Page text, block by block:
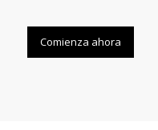
Comienza ahora